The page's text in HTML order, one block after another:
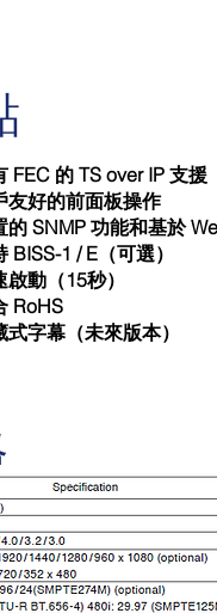
FEC 的 TS over IP 支援
友好的前面板操作
的 SNMP 功能和基於
BISS-1 / E（可選）
啟動（15秒）
RoHS
式字幕（未來版本）